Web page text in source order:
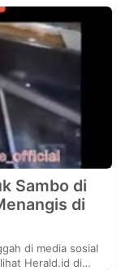
Sambo di
di
Herald.id di